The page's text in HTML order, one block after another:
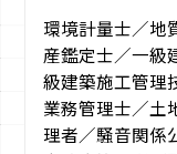
環境計量士／地
産鑑定士／一級
級建築施工管理
業務管理士／土
理者／騒音関係